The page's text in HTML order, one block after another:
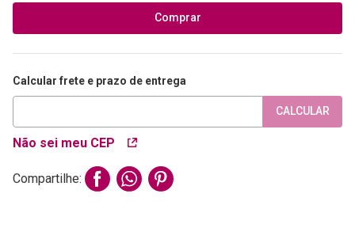
Comprar
Calcular frete e prazo de entrega
Não sei meu CEP
CALCULAR
Compartilhe: